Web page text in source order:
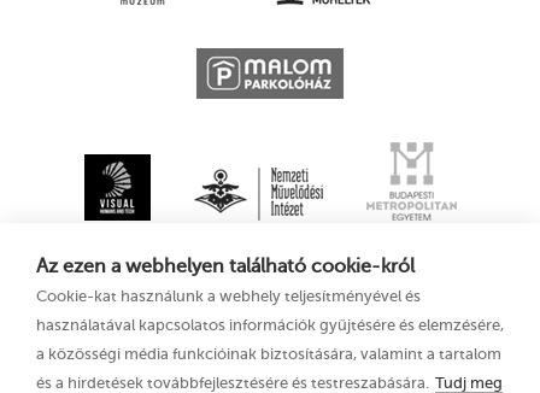
Az ezen a webhelyen található cookie-król
Cookie-kat használunk a webhely teljesítményével és
használatával kapcsolatos információk gyűjtésére és elemzésére,
a közösségi média funkcióinak biztosítására, valamint a tartalom
és a hirdetések továbbfejlesztésére és testreszabására. Tudj meg